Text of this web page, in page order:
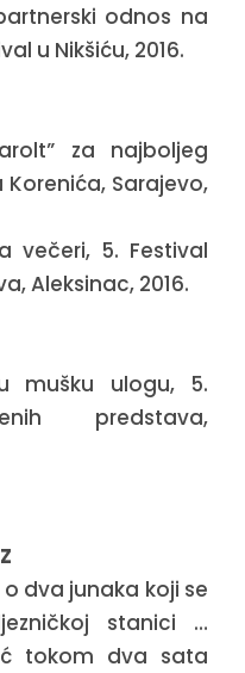
odnos na
u Nikšiću, 2016.
za najboljeg
Korenića, Sarajevo,
5. Festival
Aleksinac, 2016.
mušku ulogu, 5.
predstava,
dva junaka koji se
stanici …
tokom dva sata